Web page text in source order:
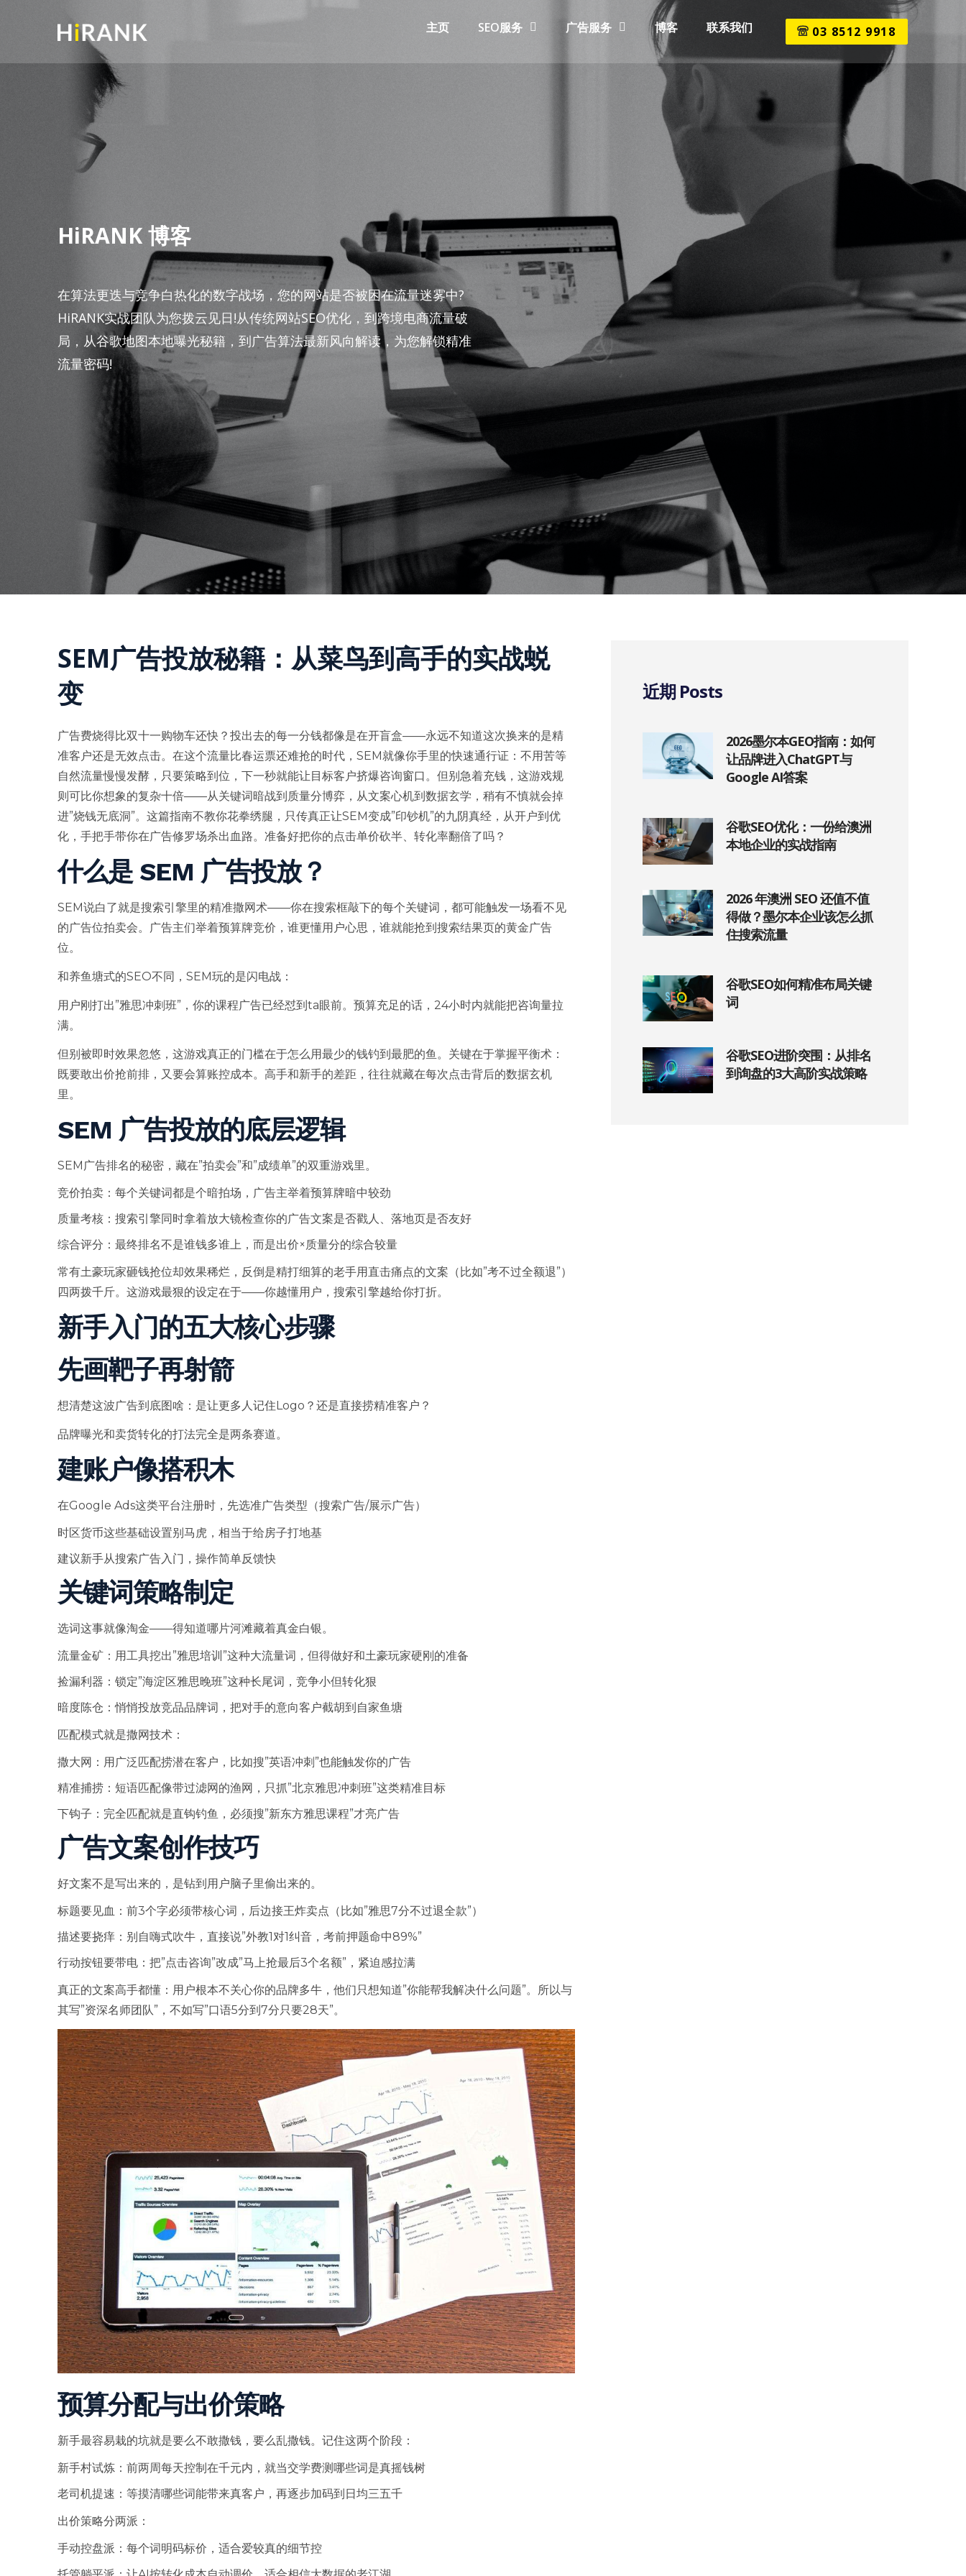
主页 SEO服务 广告服务 博客 联系我们 03 8512 9918
HiRANK 博客
在算法更迭与竞争白热化的数字战场，您的网站是否被困在流量迷雾中?
HiRANK实战团队为您拨云见日!从传统网站SEO优化，到跨境电商流量破
局，从谷歌地图本地曝光秘籍，到广告算法最新风向解读，为您解锁精准
流量密码!
SEM广告投放秘籍：从菜鸟到高手的实战蜕
变
广告费烧得比双十一购物车还快？投出去的每一分钱都像是在开盲盒——永远不知道这次换来的是精
准客户还是无效点击。在这个流量比春运票还难抢的时代，SEM就像你手里的快速通行证：不用苦等
自然流量慢慢发酵，只要策略到位，下一秒就能让目标客户挤爆咨询窗口。但别急着充钱，这游戏规
则可比你想象的复杂十倍——从关键词暗战到质量分博弈，从文案心机到数据玄学，稍有不慎就会掉
进”烧钱无底洞”。这篇指南不教你花拳绣腿，只传真正让SEM变成”印钞机”的九阴真经，从开户到优
化，手把手带你在广告修罗场杀出血路。准备好把你的点击单价砍半、转化率翻倍了吗？
什么是 SEM 广告投放？
SEM说白了就是搜索引擎里的精准撒网术——你在搜索框敲下的每个关键词，都可能触发一场看不见
的广告位拍卖会。广告主们举着预算牌竞价，谁更懂用户心思，谁就能抢到搜索结果页的黄金广告
位。
和养鱼塘式的SEO不同，SEM玩的是闪电战：
用户刚打出”雅思冲刺班”，你的课程广告已经怼到ta眼前。预算充足的话，24小时内就能把咨询量拉
满。
但别被即时效果忽悠，这游戏真正的门槛在于怎么用最少的钱钓到最肥的鱼。关键在于掌握平衡术：
既要敢出价抢前排，又要会算账控成本。高手和新手的差距，往往就藏在每次点击背后的数据玄机
里。
SEM 广告投放的底层逻辑
SEM广告排名的秘密，藏在”拍卖会”和”成绩单”的双重游戏里。
竞价拍卖：每个关键词都是个暗拍场，广告主举着预算牌暗中较劲
质量考核：搜索引擎同时拿着放大镜检查你的广告文案是否戳人、落地页是否友好
综合评分：最终排名不是谁钱多谁上，而是出价×质量分的综合较量
常有土豪玩家砸钱抢位却效果稀烂，反倒是精打细算的老手用直击痛点的文案（比如”考不过全额退”）
四两拨千斤。这游戏最狠的设定在于——你越懂用户，搜索引擎越给你打折。
新手入门的五大核心步骤
先画靶子再射箭
想清楚这波广告到底图啥：是让更多人记住Logo？还是直接捞精准客户？
品牌曝光和卖货转化的打法完全是两条赛道。
建账户像搭积木
在Google Ads这类平台注册时，先选准广告类型（搜索广告/展示广告）
时区货币这些基础设置别马虎，相当于给房子打地基
建议新手从搜索广告入门，操作简单反馈快
关键词策略制定
选词这事就像淘金——得知道哪片河滩藏着真金白银。
流量金矿：用工具挖出”雅思培训”这种大流量词，但得做好和土豪玩家硬刚的准备
捡漏利器：锁定”海淀区雅思晚班”这种长尾词，竞争小但转化狠
暗度陈仓：悄悄投放竞品品牌词，把对手的意向客户截胡到自家鱼塘
匹配模式就是撒网技术：
撒大网：用广泛匹配捞潜在客户，比如搜”英语冲刺”也能触发你的广告
精准捕捞：短语匹配像带过滤网的渔网，只抓”北京雅思冲刺班”这类精准目标
下钩子：完全匹配就是直钩钓鱼，必须搜”新东方雅思课程”才亮广告
广告文案创作技巧
好文案不是写出来的，是钻到用户脑子里偷出来的。
标题要见血：前3个字必须带核心词，后边接王炸卖点（比如”雅思7分不过退全款”）
描述要挠痒：别自嗨式吹牛，直接说”外教1对1纠音，考前押题命中89%”
行动按钮要带电：把”点击咨询”改成”马上抢最后3个名额”，紧迫感拉满
真正的文案高手都懂：用户根本不关心你的品牌多牛，他们只想知道”你能帮我解决什么问题”。所以与
其写”资深名师团队”，不如写”口语5分到7分只要28天”。
预算分配与出价策略
新手最容易栽的坑就是要么不敢撒钱，要么乱撒钱。记住这两个阶段：
新手村试炼：前两周每天控制在千元内，就当交学费测哪些词是真摇钱树
老司机提速：等摸清哪些词能带来真客户，再逐步加码到日均三五千
出价策略分两派：
手动控盘派：每个词明码标价，适合爱较真的细节控
近期 Posts
2026墨尔本GEO指南：如何
让品牌进入ChatGPT与
Google AI答案
谷歌SEO优化：一份给澳洲
本地企业的实战指南
2026 年澳洲 SEO 还值不值
得做？墨尔本企业该怎么抓
住搜索流量
谷歌SEO如何精准布局关键
词
谷歌SEO进阶突围：从排名
到询盘的3大高阶实战策略